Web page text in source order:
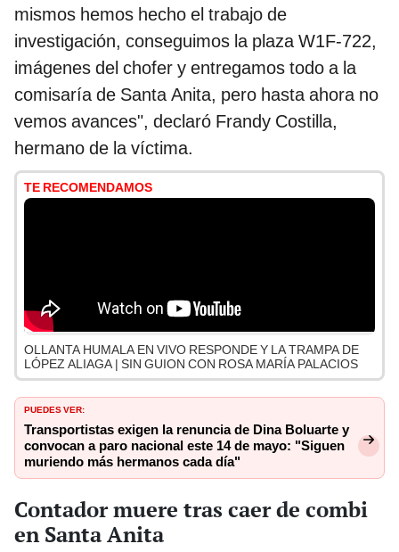
mismos hemos hecho el trabajo de
investigación, conseguimos la plaza W1F-722,
imágenes del chofer y entregamos todo a la
comisaría de Santa Anita, pero hasta ahora no
vemos avances", declaró Frandy Costilla,
hermano de la víctima.
TE RECOMENDAMOS
OLLANTA HUMALA EN VIVO RESPONDE Y LA TRAMPA DE
LÓPEZ ALIAGA | SIN GUION CON ROSA MARÍA PALACIOS
PUEDES VER:
Transportistas exigen la renuncia de Dina Boluarte y
convocan a paro nacional este 14 de mayo: "Siguen
muriendo más hermanos cada día"
Contador muere tras caer de combi
en Santa Anita